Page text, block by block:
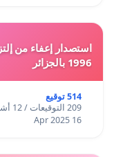
1996 بالجزائر
514 توقيع
209 التوقيعات / 12 أشهر
16 Apr 2025